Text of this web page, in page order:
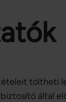
töltheti
által